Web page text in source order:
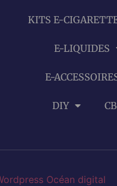
KITS E-
E-LIQUIDES
E-
DIY
Océan digital